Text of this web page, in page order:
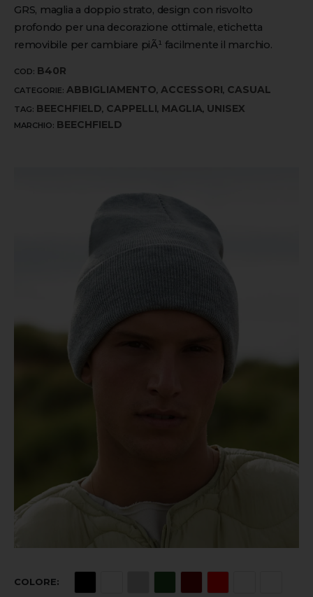
GRS, maglia a doppio strato, design con risvolto
profondo per una decorazione ottimale, etichetta
removibile per cambiare piÃ¹ facilmente il marchio.
COD: B40R
CATEGORIE: ABBIGLIAMENTO, ACCESSORI, CASUAL
TAG: BEECHFIELD, CAPPELLI, MAGLIA, UNISEX
MARCHIO: BEECHFIELD
COLORE